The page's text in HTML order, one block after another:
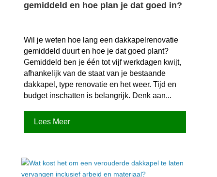
gemiddeld en hoe plan je dat goed in?
Wil je weten hoe lang een dakkapelrenovatie
gemiddeld duurt en hoe je dat goed plant?
Gemiddeld ben je één tot vijf werkdagen kwijt,
afhankelijk van de staat van je bestaande
dakkapel, type renovatie en het weer.​ Tijd en
budget inschatten is belangrijk.​ Denk aan...
Lees Meer